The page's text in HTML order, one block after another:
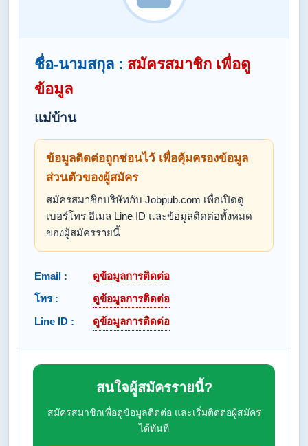
ชื่อ-นามสกุล : สมัครสมาชิก เพื่อดู
ข้อมูล
แม่บ้าน
ข้อมูลติดต่อถูกซ่อนไว้ เพื่อคุ้มครองข้อมูล
ส่วนตัวของผู้สมัคร
สมัครสมาชิกบริษัทกับ Jobpub.com เพื่อเปิดดู
เบอร์โทร อีเมล Line ID และข้อมูลติดต่อทั้งหมด
ของผู้สมัครรายนี้
Email :
ดูข้อมูลการติดต่อ
โทร :
ดูข้อมูลการติดต่อ
Line ID :
ดูข้อมูลการติดต่อ
สนใจผู้สมัครรายนี้?
สมัครสมาชิกเพื่อดูข้อมูลติดต่อ และเริ่มติดต่อผู้สมัคร
ได้ทันที